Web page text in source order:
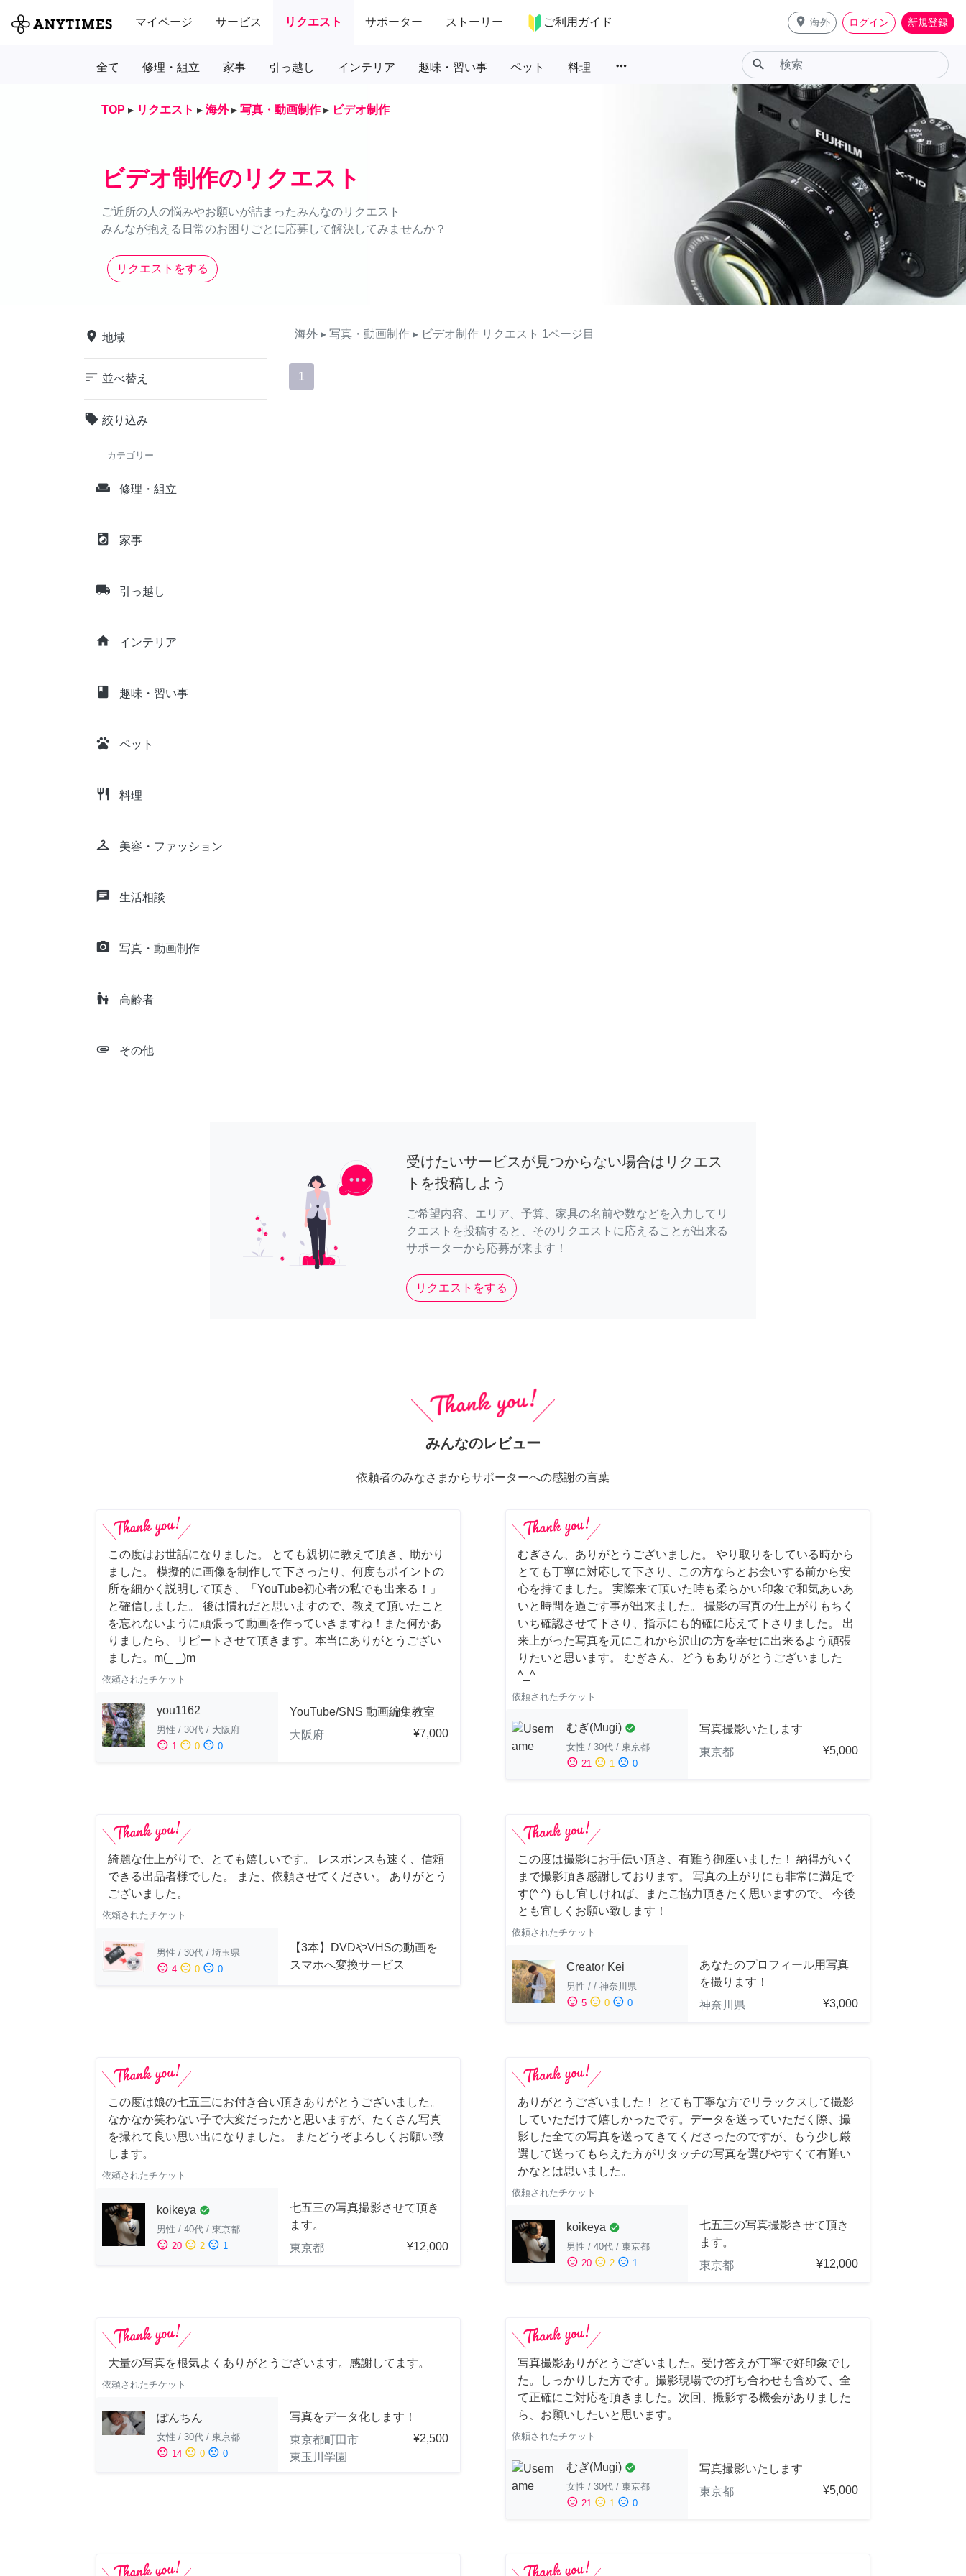
マイページ サービス リクエスト サポーター ストーリー ご利用ガイド place 海外 ログイン 新規登録
全て 修理・組立 家事 引っ越し インテリア 趣味・習い事 ペット 料理 more_horiz search
TOP ▸ リクエスト ▸ 海外 ▸ 写真・動画制作 ▸ ビデオ制作
ビデオ制作のリクエスト
ご近所の人の悩みやお願いが詰まったみんなのリクエスト
みんなが抱える日常のお困りごとに応募して解決してみませんか？
リクエストをする
place 地域
sort 並べ替え
local_offer 絞り込み
カテゴリー
weekend 修理・組立
local_laundry_service 家事
local_shipping 引っ越し
home インテリア
class 趣味・習い事
pets ペット
restaurant 料理
checkroom 美容・ファッション
chat 生活相談
camera_alt 写真・動画制作
escalator_warning 高齢者
attachment その他
海外 ▸ 写真・動画制作 ▸ ビデオ制作 リクエスト 1ページ目
1
受けたいサービスが見つからない場合はリクエス
トを投稿しよう
ご希望内容、エリア、予算、家具の名前や数などを入力してリ
クエストを投稿すると、そのリクエストに応えることが出来る
サポーターから応募が来ます！
リクエストをする
みんなのレビュー
依頼者のみなさまからサポーターへの感謝の言葉
この度はお世話になりました。 とても親切に教えて頂き、助かり
ました。 模擬的に画像を制作して下さったり、何度もポイントの
所を細かく説明して頂き、「YouTube初心者の私でも出来る！」
と確信しました。 後は慣れだと思いますので、教えて頂いたこと
を忘れないように頑張って動画を作っていきますね！また何かあ
りましたら、リピートさせて頂きます。本当にありがとうござい
ました。m(_ _)m
依頼されたチケット
you1162
男性 / 30代 / 大阪府
sentiment_satisfied 1 sentiment_neutral 0 sentiment_dissatisfied 0
YouTube/SNS 動画編集教室
大阪府
¥7,000
むぎさん、ありがとうございました。 やり取りをしている時から
とても丁寧に対応して下さり、この方ならとお会いする前から安
心を持てました。 実際来て頂いた時も柔らかい印象で和気あいあ
いと時間を過ごす事が出来ました。 撮影の写真の仕上がりもちく
いち確認させて下さり、指示にも的確に応えて下さりました。 出
来上がった写真を元にこれから沢山の方を幸せに出来るよう頑張
りたいと思います。 むぎさん、どうもありがとうございました
^_^
依頼されたチケット
むぎ(Mugi) check_circle
女性 / 30代 / 東京都
sentiment_satisfied 21 sentiment_neutral 1 sentiment_dissatisfied 0
写真撮影いたします
東京都
¥5,000
綺麗な仕上がりで、とても嬉しいです。 レスポンスも速く、信頼
できる出品者様でした。 また、依頼させてください。 ありがとう
ございました。
依頼されたチケット
男性 / 30代 / 埼玉県
sentiment_satisfied 4 sentiment_neutral 0 sentiment_dissatisfied 0
【3本】DVDやVHSの動画を
スマホへ変換サービス
この度は撮影にお手伝い頂き、有難う御座いました！ 納得がいく
まで撮影頂き感謝しております。 写真の上がりにも非常に満足で
す(^ ^) もし宜しければ、またご協力頂きたく思いますので、 今後
とも宜しくお願い致します！
依頼されたチケット
Creator Kei
男性 / / 神奈川県
sentiment_satisfied 5 sentiment_neutral 0 sentiment_dissatisfied 0
あなたのプロフィール用写真
を撮ります！
神奈川県
¥3,000
この度は娘の七五三にお付き合い頂きありがとうございました。
なかなか笑わない子で大変だったかと思いますが、たくさん写真
を撮れて良い思い出になりました。 またどうぞよろしくお願い致
します。
依頼されたチケット
koikeya check_circle
男性 / 40代 / 東京都
sentiment_satisfied 20 sentiment_neutral 2 sentiment_dissatisfied 1
七五三の写真撮影させて頂き
ます。
東京都
¥12,000
ありがとうございました！ とても丁寧な方でリラックスして撮影
していただけて嬉しかったです。データを送っていただく際、撮
影した全ての写真を送ってきてくださったのですが、もう少し厳
選して送ってもらえた方がリタッチの写真を選びやすくて有難い
かなとは思いました。
依頼されたチケット
koikeya check_circle
男性 / 40代 / 東京都
sentiment_satisfied 20 sentiment_neutral 2 sentiment_dissatisfied 1
七五三の写真撮影させて頂き
ます。
東京都
¥12,000
大量の写真を根気よくありがとうございます。感謝してます。
依頼されたチケット
ぽんちん
女性 / 30代 / 東京都
sentiment_satisfied 14 sentiment_neutral 0 sentiment_dissatisfied 0
写真をデータ化します！
東京都町田市
東玉川学園
¥2,500
写真撮影ありがとうございました。受け答えが丁寧で好印象でし
た。しっかりした方です。撮影現場での打ち合わせも含めて、全
て正確にご対応を頂きました。次回、撮影する機会がありました
ら、お願いしたいと思います。
依頼されたチケット
むぎ(Mugi) check_circle
女性 / 30代 / 東京都
sentiment_satisfied 21 sentiment_neutral 1 sentiment_dissatisfied 0
写真撮影いたします
東京都
¥5,000